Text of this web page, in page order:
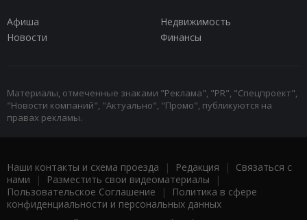
Афиша
Недвижимость
Новости
Финансы
Материалы, отмеченные знаками "Реклама", "PR", "Спецпроект",
"Новости компаний", "Актуально", "Промо", публикуются на
правах рекламы.
Наши контакты и схема проезда | Редакция | Связаться с
нами | Разместить свои видеоматериалы |
Пользовательское Соглашение |
Политика в сфере
конфиденциальности и персональных данных